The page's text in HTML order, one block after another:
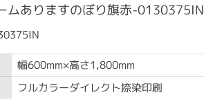
ムありますのぼり旗赤-0130375IN
幅600mm×高さ1,800mm
フルカラーダイレクト捺染印刷